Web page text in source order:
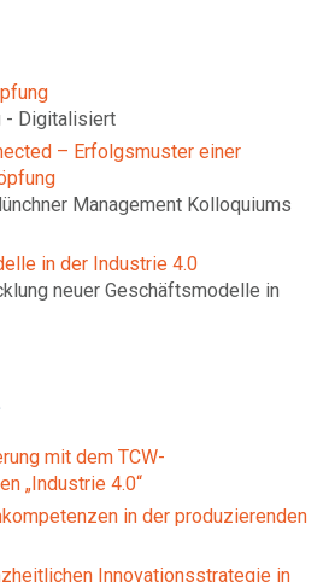
- Digitalisiert
– Erfolgsmuster einer
Management Kolloquiums
in der Industrie 4.0
neuer Geschäftsmodelle in
mit dem TCW-
„Industrie 4.0“
in der produzierenden
Innovationsstrategie in